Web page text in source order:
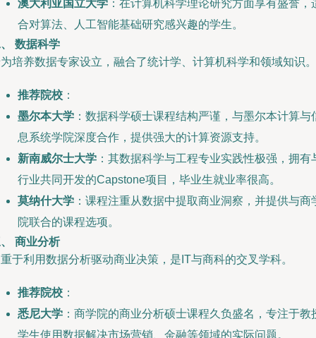
澳大利亚国立大学 ：在计算机科学理论研究方面享有盛誉，
合对算法、人工智能基础研究感兴趣的学生。
数据科学
培养数据专家设立，融合了统计学、计算机科学和领域知识。
推荐院校 ：
墨尔本大学 ：数据科学硕士课程结构严谨，与墨尔本计算与
息系统学院深度合作，提供强大的计算资源支持。
新南威尔士大学 ：其数据科学与工程专业实践性极强，拥有
行业共同开发的Capstone项目，毕业生就业率很高。
莫纳什大学 ：课程注重从数据中提取商业洞察，并提供与商
院联合的课程选项。
商业分析
于利用数据分析驱动商业决策，是IT与商科的交叉学科。
推荐院校 ：
悉尼大学 ：商学院的商业分析硕士课程久负盛名，专注于教
学生使用数据解决市场营销、金融等领域的实际问题。